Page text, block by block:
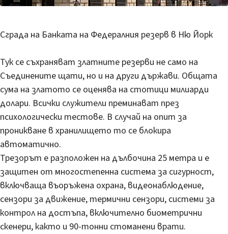
Сграда на Банката на Федералния резерв в Ню Йорк
Тук се съхраняват златните резерви не само на
Съединените щати, но и на други държави. Общата
сума на златото се оценява на стотици милиарди
долари. Всички служители преминават през
психологически тестове. В случай на опит за
проникване в хранилището то се блокира
автоматично.
Трезорът е разположен на дълбочина 25 метра и е
защитен от многостепенна система за сигурност,
включваща въоръжена охрана, видеонаблюдение,
сензори за движение, термични сензори, системи за
контрол на достъпа, включително биометрични
скенери, както и 90-тонни стоманени врати.